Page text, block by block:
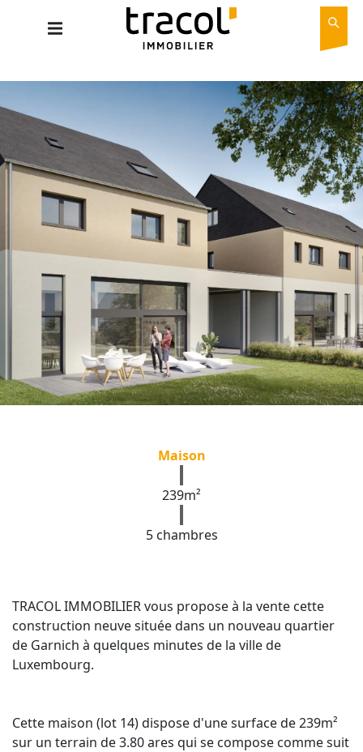
Maison
239m²
5 chambres
TRACOL IMMOBILIER vous propose à la vente cette
construction neuve située dans un nouveau quartier
de Garnich à quelques minutes de la ville de
Luxembourg.
Cette maison (lot 14) dispose d'une surface de 239m²
sur un terrain de 3.80 ares qui se compose comme suit